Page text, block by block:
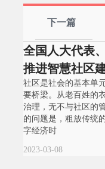
下一篇
全国人大代表
推进智慧社区
社区是社会的基本单
要桥梁。从老百姓的
治理，无不与社区的
的问题是，粗放传统
字经济时
2023-03-08